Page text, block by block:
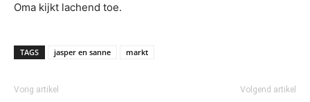
Oma kijkt lachend toe.
TAGS jasper en sanne markt
Vorig artikel Volgend artikel